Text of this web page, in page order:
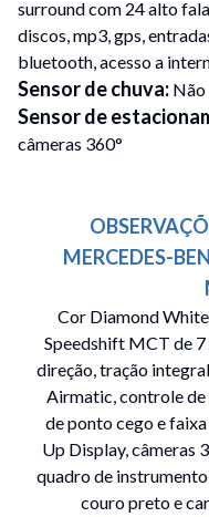
surround com 24 alto
discos, mp3, gps,
bluetooth, acesso a
Sensor de chuva: Não
Sensor de
câmeras 360°
MERCEDES-
Cor Diamond
Speedshift MCT de 7
direção, tração
Airmatic, controle de
de ponto cego e
Up Display, câmeras
quadro de
couro preto e